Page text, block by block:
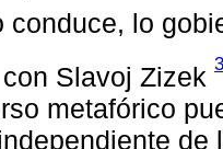
conduce, lo
Slavoj Zizek 3
metafórico